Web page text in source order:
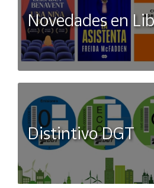
Novedades en
Distintivo DGT